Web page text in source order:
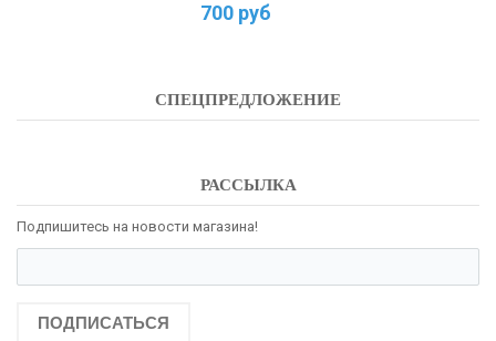
700 руб
СПЕЦПРЕДЛОЖЕНИЕ
РАССЫЛКА
Подпишитесь на новости магазина!
ПОДПИСАТЬСЯ